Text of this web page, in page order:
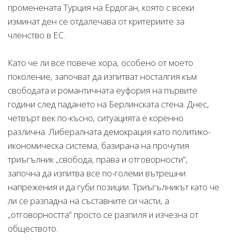
променената Турция на Ердоган, която с всеки
изминат ден се отдалечава от критериите за
членство в ЕС.
Като че ли все повече хора, особено от моето
поколение, започват да изпитват носталгия към
свободата и романтичната еуфория на първите
години след падането на Берлинската стена. Днес,
четвърт век по-късно, ситуацията е коренно
различна. Либералната демокрация като политико-
икономическа система, базирана на прочутия
триъгълник „свобода, права и отговорности“,
започна да изпитва все по-големи вътрешни
напрежения и да губи позиции. Триъгълникът като че
ли се разпадна на съставните си части, а
„отговорността“ просто се разпиля и изчезна от
обществото.